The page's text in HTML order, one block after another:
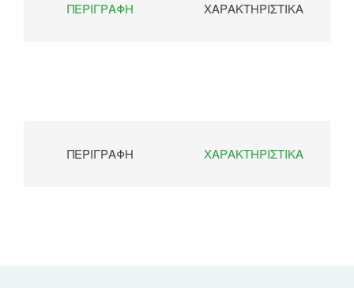
ΠΕΡΙΓΡΑΦΉ ΧΑΡΑΚΤΗΡΙΣΤΙΚΆ
ΠΕΡΙΓΡΑΦΉ ΧΑΡΑΚΤΗΡΙΣΤΙΚΆ